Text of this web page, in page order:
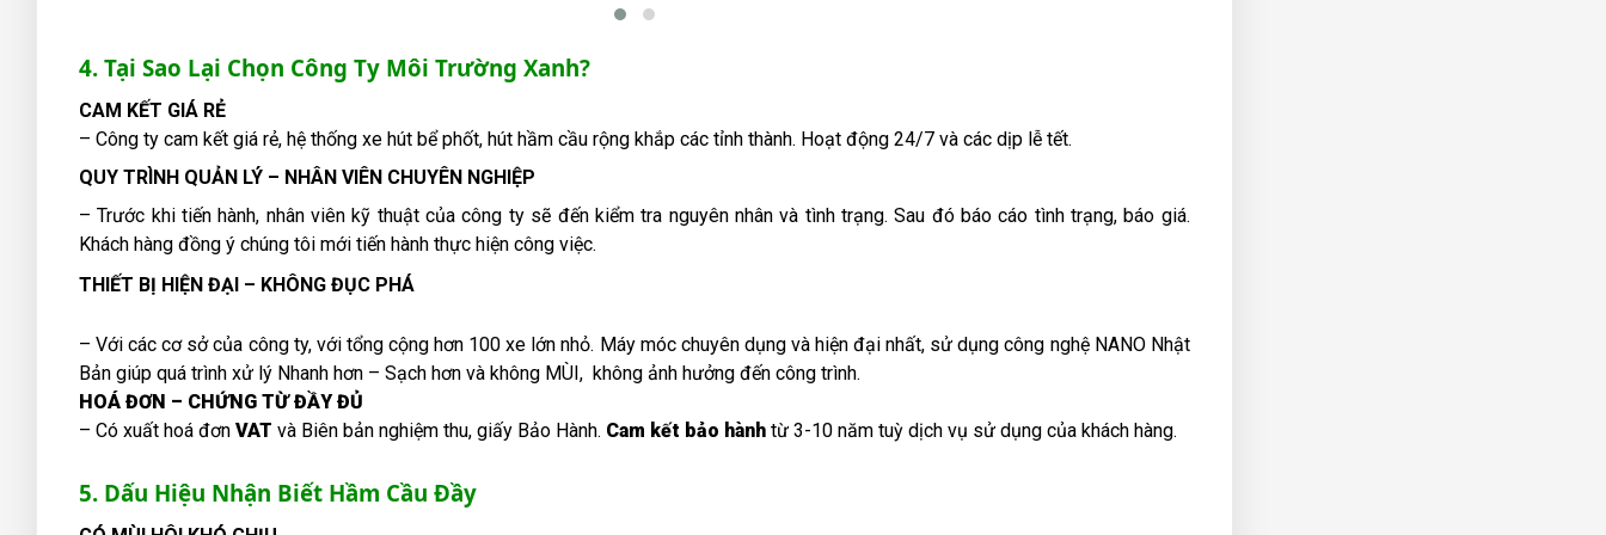
4. Tại Sao Lại Chọn Công Ty Môi Trường Xanh?
CAM KẾT GIÁ RẺ
– Công ty cam kết giá rẻ, hệ thống xe hút bể phốt, hút hầm cầu rộng khắp các tỉnh thành. Hoạt động 24/7 và các dịp lễ tết.
QUY TRÌNH QUẢN LÝ – NHÂN VIÊN CHUYÊN NGHIỆP
– Trước khi tiến hành, nhân viên kỹ thuật của công ty sẽ đến kiểm tra nguyên nhân và tình trạng. Sau đó báo cáo tình trạng, báo giá.
Khách hàng đồng ý chúng tôi mới tiến hành thực hiện công việc.
THIẾT BỊ HIỆN ĐẠI – KHÔNG ĐỤC PHÁ
– Với các cơ sở của công ty, với tổng cộng hơn 100 xe lớn nhỏ. Máy móc chuyên dụng và hiện đại nhất, sử dụng công nghệ NANO Nhật
Bản giúp quá trình xử lý Nhanh hơn – Sạch hơn và không MÙI, không ảnh hưởng đến công trình.
HOÁ ĐƠN – CHỨNG TỪ ĐẦY ĐỦ
– Có xuất hoá đơn VAT và Biên bản nghiệm thu, giấy Bảo Hành. Cam kết bảo hành từ 3-10 năm tuỳ dịch vụ sử dụng của khách hàng.
5. Dấu Hiệu Nhận Biết Hầm Cầu Đầy